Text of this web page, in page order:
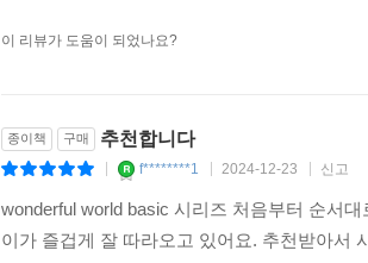
이 리뷰가 도움이 되었나요?
종이책 구매 추천합니다
f********1 2024-12-23 신고
wonderful world basic 시리즈 처음부터 순서
이가 즐겁게 잘 따라오고 있어요. 추천받아서